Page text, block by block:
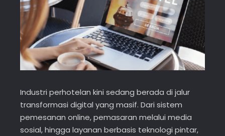
Industri perhotelan kini sedang berada di jalur
transformasi digital yang masif. Dari sistem
pemesanan online, pemasaran melalui media
sosial, hingga layanan berbasis teknologi pintar,